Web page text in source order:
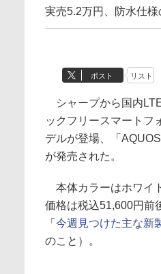
実売5.2万円、防水仕
ポスト リスト
シャープから国内
ックフリースマートフ
デルが登場、「AQUOS
が発売された。
本体カラーはホワイ
価格は税込51,600円前
「 今週見つけた主な新
のこと）。